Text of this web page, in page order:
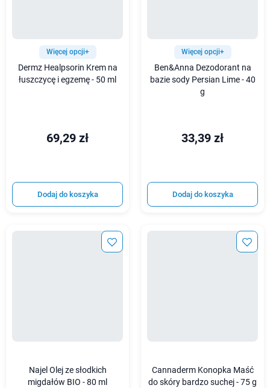
Więcej opcji+
Dermz Healpsorin Krem na
łuszczycę i egzemę - 50 ml
69,29 zł
Dodaj do koszyka
Więcej opcji+
Ben&Anna Dezodorant na
bazie sody Persian Lime - 40
g
33,39 zł
Dodaj do koszyka
Najel Olej ze słodkich
migdałów BIO - 80 ml
Cannaderm Konopka Maść
do skóry bardzo suchej - 75 g